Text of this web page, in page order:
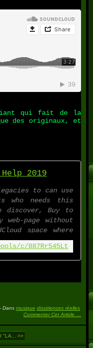
qui fait de la
des originaux, et
2019
to can use
who needs this
discover, Buy to
web-page without
space where
c/887Rr545Lt
- Dans musique dissidences réelles
Commenter Cet Article
"LA... >>